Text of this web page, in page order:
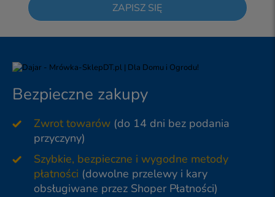
ZAPISZ SIĘ
Bezpieczne zakupy
Zwrot towarów (do 14 dni bez podania
przyczyny)
Szybkie, bezpieczne i wygodne metody
płatności (dowolne przelewy i kary
obsługiwane przez Shoper Płatności)